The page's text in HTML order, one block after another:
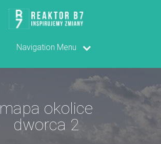
Navigation Menu
mapa okolice
dworca 2